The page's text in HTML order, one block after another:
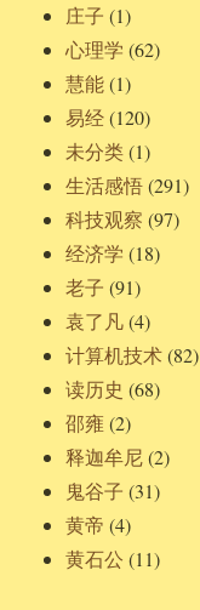
庄子 (1)
心理学 (62)
慧能(1)
易经(120)
未分类(1)
生活感悟(291)
科技观察 (97)
经济学 (18)
老子 (91)
袁了凡(4)
计算机技术(82)
读历史 (68)
邵雍 (2)
释迦牟尼(2)
鬼谷子 (31)
黄帝 (4)
黄石公 (11)